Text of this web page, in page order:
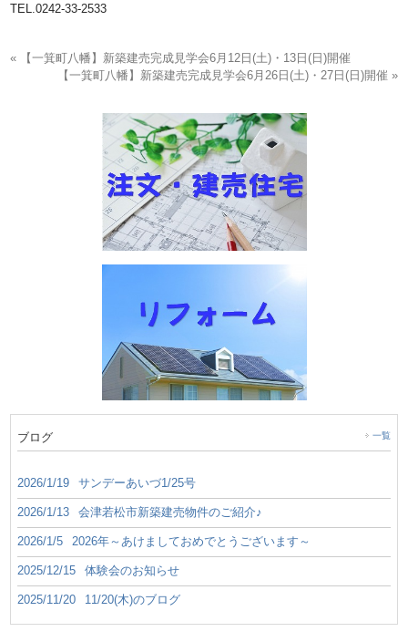
TEL.0242-33-2533
« 【一箕町八幡】新築建売完成見学会6月12日(土)・13日(日)開催
【一箕町八幡】新築建売完成見学会6月26日(土)・27日(日)開催 »
ブログ 一覧
2026/1/19 サンデーあいづ1/25号
2026/1/13 会津若松市新築建売物件のご紹介♪
2026/1/5 2026年～あけましておめでとうございます～
2025/12/15 体験会のお知らせ
2025/11/20 11/20(木)のブログ